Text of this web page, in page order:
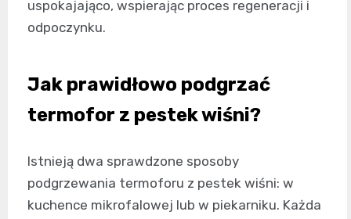
uspokajająco, wspierając proces regeneracji i
odpoczynku.
Jak prawidłowo podgrzać
termofor z pestek wiśni?
Istnieją dwa sprawdzone sposoby
podgrzewania termoforu z pestek wiśni: w
kuchence mikrofalowej lub w piekarniku. Każda